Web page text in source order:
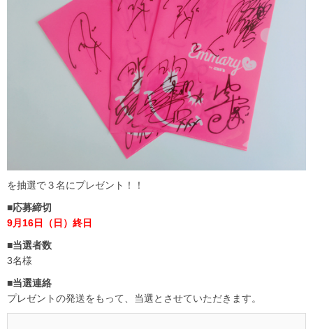
を抽選で３名にプレゼント！！
■応募締切
9月16日（日）終日
■当選者数
3名様
■当選連絡
プレゼントの発送をもって、当選とさせていただきます。